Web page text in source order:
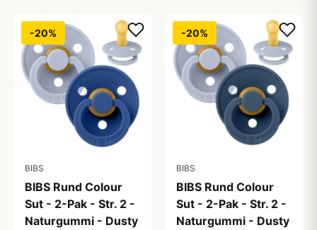
-20%
BIBS
BIBS Rund Colour
Sut - 2-Pak - Str. 2 -
Naturgummi - Dusty
-20%
BIBS
BIBS Rund Colour
Sut - 2-Pak - Str. 2 -
Naturgummi - Dusty